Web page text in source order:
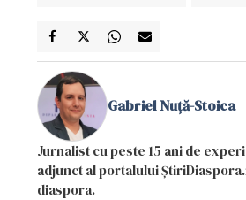
Gabriel Nuță-Stoica
Jurnalist cu peste 15 ani de
adjunct al portalului
diaspora.